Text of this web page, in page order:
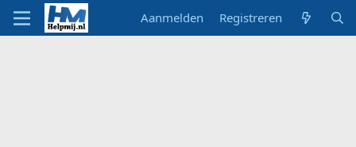
Aanmelden Registreren